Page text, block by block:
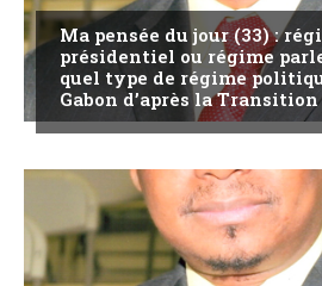
Ma pensée du jour (33) :
présidentiel ou régime
quel type de régime
Gabon d’après la Transition